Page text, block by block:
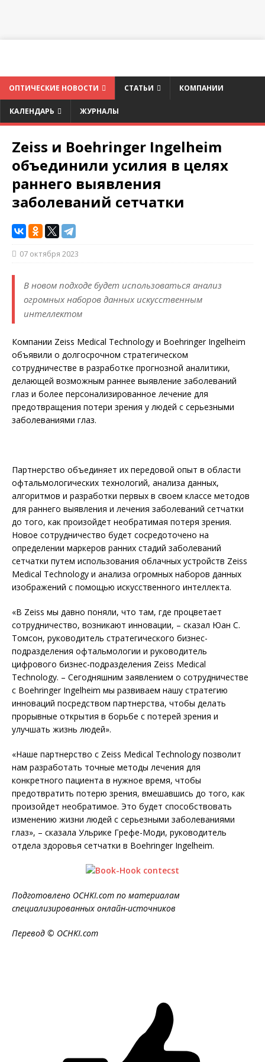
ОПТИЧЕСКИЕ НОВОСТИ СТАТЬИ КОМПАНИИ
КАЛЕНДАРЬ ЖУРНАЛЫ
Zeiss и Boehringer Ingelheim
объединили усилия в целях
раннего выявления
заболеваний сетчатки
07 октября 2023
В новом подходе будет использоваться анализ
огромных наборов данных искусственным
интеллектом
Компании Zeiss Medical Technology и Boehringer Ingelheim
объявили о долгосрочном стратегическом
сотрудничестве в разработке прогнозной аналитики,
делающей возможным раннее выявление заболеваний
глаз и более персонализированное лечение для
предотвращения потери зрения у людей с серьезными
заболеваниями глаз.
Партнерство объединяет их передовой опыт в области
офтальмологических технологий, анализа данных,
алгоритмов и разработки первых в своем классе методов
для раннего выявления и лечения заболеваний сетчатки
до того, как произойдет необратимая потеря зрения.
Новое сотрудничество будет сосредоточено на
определении маркеров ранних стадий заболеваний
сетчатки путем использования облачных устройств Zeiss
Medical Technology и анализа огромных наборов данных
изображений с помощью искусственного интеллекта.
«В Zeiss мы давно поняли, что там, где процветает
сотрудничество, возникают инновации, – сказал Юан С.
Томсон, руководитель стратегического бизнес-
подразделения офтальмологии и руководитель
цифрового бизнес-подразделения Zeiss Medical
Technology. – Сегодняшним заявлением о сотрудничестве
с Boehringer Ingelheim мы развиваем нашу стратегию
инноваций посредством партнерства, чтобы делать
прорывные открытия в борьбе с потерей зрения и
улучшать жизнь людей».
«Наше партнерство с Zeiss Medical Technology позволит
нам разработать точные методы лечения для
конкретного пациента в нужное время, чтобы
предотвратить потерю зрения, вмешавшись до того, как
произойдет необратимое. Это будет способствовать
изменению жизни людей с серьезными заболеваниями
глаз», – сказала Ульрике Грефе-Моди, руководитель
отдела здоровья сетчатки в Boehringer Ingelheim.
Подготовлено OCHKI.com по материалам
специализированных онлайн-источников
Перевод © OCHKI.com